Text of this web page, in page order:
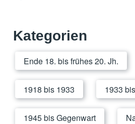
Kategorien
Ende 18. bis frühes 20. Jh.
1918 bis 1933 1933
1945 bis Gegenwart